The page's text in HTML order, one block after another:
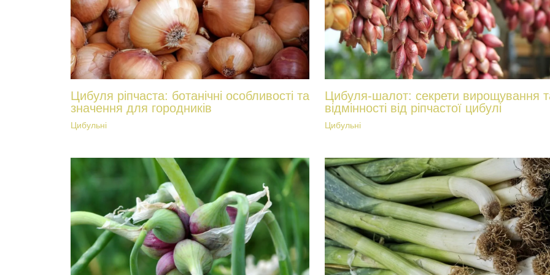
Цибуля ріпчаста: ботанічні особливості та
значення для городників
Цибульні
Цибуля-шалот: секрети вирощування
відмінності від ріпчастої цибулі
Цибульні